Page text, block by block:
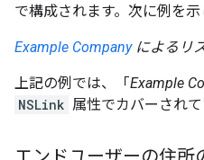
で構成されます。次に例を示
Example Companyによるリ
上記の例では、「Example
NSLink 属性でカバーされて